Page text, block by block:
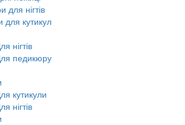
для нігтів
для кутикул
нігтів
педикюру
кутикули
нігтів